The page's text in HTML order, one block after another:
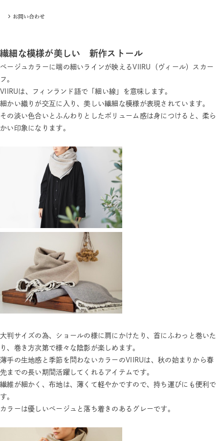
繊細な模様が美しい 新作ストール
ベージュカラーに端の細いラインが映えるVIIRU（ヴィール）スカー
フ。
VIIRUは、フィンランド語で「細い線」を意味します。
細かい織りが交互に入り、美しい繊細な模様が表現されています。
その淡い色合いとふんわりとしたボリューム感は身につけると、柔ら
かい印象になります。
大判サイズの為、ショールの様に肩にかけたり、首にふわっと巻いた
り、巻き方次第で様々な陰影が楽しめます。
薄手の生地感と季節を問わないカラーのVIIRUは、秋の始まりから春
先までの長い期間活躍してくれるアイテムです。
繊維が細かく、布地は、薄くて軽やかですので、持ち運びにも便利で
す。
カラーは優しいベージュと落ち着きのあるグレーです。